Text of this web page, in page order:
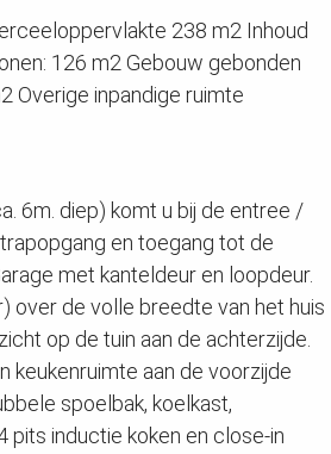
238 m2 Inhoud
126 m2 Gebouw gebonden
Overige inpandige ruimte
6m. diep) komt u bij de entree /
en toegang tot de
met kanteldeur en loopdeur.
over de volle breedte van het huis
op de tuin aan de achterzijde.
keukenruimte aan de voorzijde
spoelbak, koelkast,
pits inductie koken en close-in